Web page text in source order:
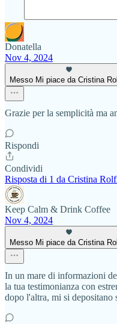
Donatella
Nov 4, 2024
Messo Mi piace da Cristina
Grazie per la semplicità ma
Rispondi
Condividi
Risposta di 1 da Cristina
Keep Calm & Drink Coffee
Nov 4, 2024
Messo Mi piace da Cristina
In un mare di informazioni
la tua testimonianza con
dopo l'altra, mi si depositano